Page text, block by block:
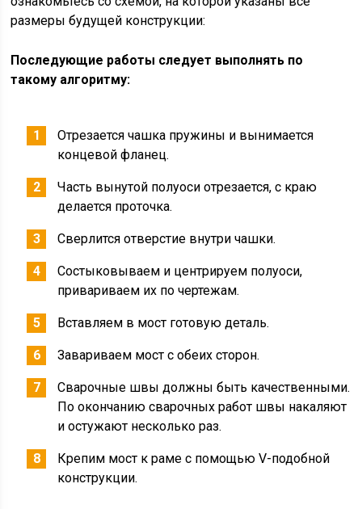
размеры будущей конструкции:
Последующие работы следует выполнять по
такому алгоритму:
Отрезается чашка пружины и вынимается
концевой фланец.
Часть вынутой полуоси отрезается, с краю
делается проточка.
Сверлится отверстие внутри чашки.
Состыковываем и центрируем полуоси,
привариваем их по чертежам.
Вставляем в мост готовую деталь.
Завариваем мост с обеих сторон.
Сварочные швы должны быть качественными.
По окончанию сварочных работ швы накаляют
и остужают несколько раз.
Крепим мост к раме с помощью V-подобной
конструкции.